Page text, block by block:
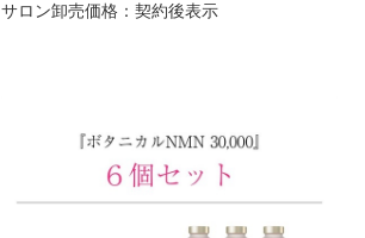
サロン卸売価格：契約後表示